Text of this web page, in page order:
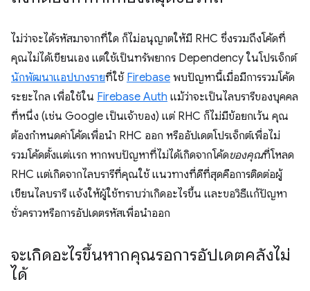
ไม่ว่าจะได้รหัสมาจากที่ใด ก็ไม่อนุญาตให้มี RHC ซึ่งรวมถึงโค้ดที่
คุณไม่ได้เขียนเอง แต่ใช้เป็นทรัพยากร Dependency ในโปรเจ็กต์
นักพัฒนาแอปบางรายที่ใช้ Firebase พบปัญหานี้เมื่อมีการรวมโค้ด
ระยะไกล เพื่อใช้ใน Firebase Auth แม้ว่าจะเป็นไลบรารีของบุคคล
ที่หนึ่ง (เช่น Google เป็นเจ้าของ) แต่ RHC ก็ไม่มีข้อยกเว้น คุณ
ต้องกำหนดค่าโค้ดเพื่อนำ RHC ออก หรืออัปเดตโปรเจ็กต์เพื่อไม่
รวมโค้ดตั้งแต่แรก หากพบปัญหาที่ไม่ได้เกิดจากโค้ดของคุณที่โหลด
RHC แต่เกิดจากไลบรารีที่คุณใช้ แนวทางที่ดีที่สุดคือการติดต่อผู้
เขียนไลบรารี แจ้งให้ผู้ใช้ทราบว่าเกิดอะไรขึ้น และขอวิธีแก้ปัญหา
ชั่วคราวหรือการอัปเดตรหัสเพื่อนำออก
จะเกิดอะไรขึ้นหากคุณรอการอัปเดตคลังไม่
ได้